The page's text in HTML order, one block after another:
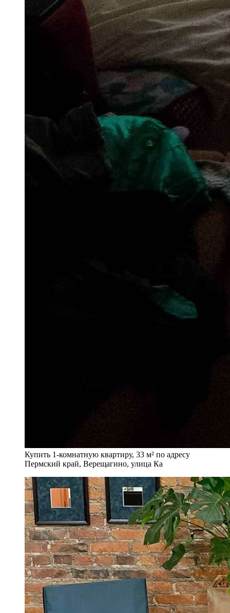
Купить 1-комнатную квартиру, 33 м² по адресу
Пермский край, Верещагино, улица Ка